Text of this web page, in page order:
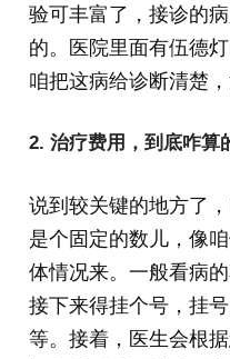
验可丰富了，接诊的
的。医院里面有伍德
咱把这病给诊断清楚
2. 治疗费用，到底咋算
说到较关键的地方了
是个固定的数儿，像
体情况来。一般看病
接下来得挂个号，挂
等。接着，医生会根